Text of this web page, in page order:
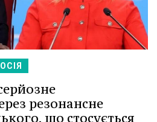
резонансне
що стосується